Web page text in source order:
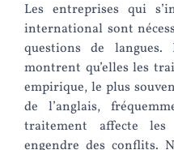
Les entreprises qui
international sont
questions de langues.
montrent qu’elles les
empirique, le plus
de l’anglais,
traitement affecte
engendre des conflits.